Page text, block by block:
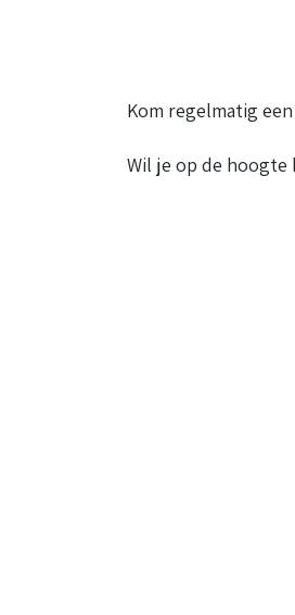
Kom regelmatig
Wil je op de